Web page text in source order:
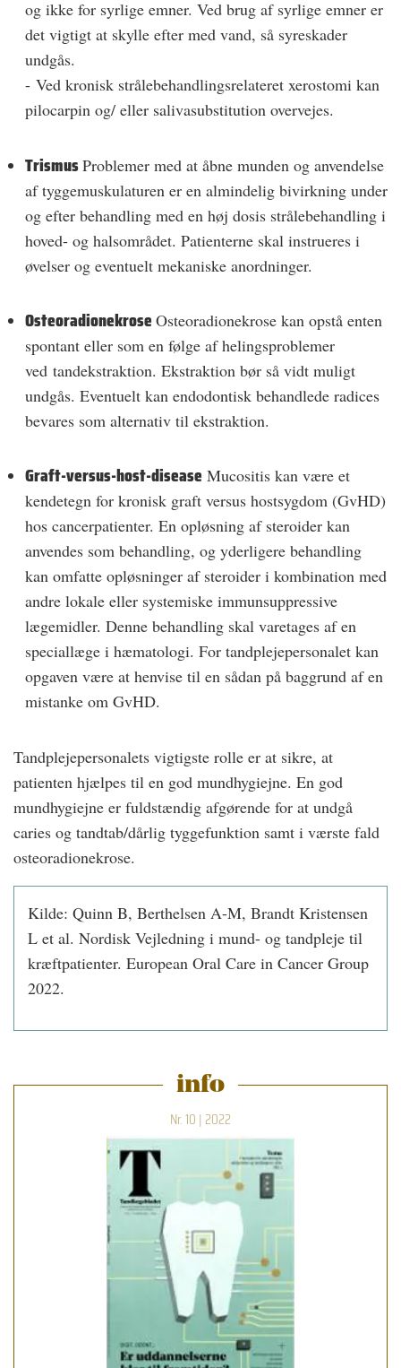
og ikke for syrlige emner. Ved brug af syrlige emner er
det vigtigt at skylle efter med vand, så syreskader
undgås.
- Ved kronisk strålebehandlingsrelateret xerostomi kan
pilocarpin og/ eller salivasubstitution overvejes.
TrismusProblemer med at åbne munden og anvendelse
af tyggemuskulaturen er en almindelig bivirkning under
og efter behandling med en høj dosis strålebehandling i
hoved­- og halsområdet. Patienterne skal instrueres i
øvelser og eventuelt mekaniske anordninger.
Osteoradionekrose Osteoradionekrose kan opstå enten
spontant eller som en følge af helingsproblemer
ved tandekstraktion. Ekstraktion bør så vidt muligt
undgås. Eventuelt kan endodontisk behandlede radices
bevares som alternativ til ekstraktion.
Graft-versus-host-disease Mucositis kan være et
kendetegn for kronisk graft versus host­sygdom (GvHD)
hos cancerpatienter. En opløsning af steroider kan
anvendes som behandling, og yderligere behandling
kan omfatte opløsninger af steroider i kombination med
andre lokale eller systemiske immunsuppressive
lægemidler. Denne behandling skal varetages af en
speciallæge i hæmatologi. For tandplejepersonalet kan
opgaven være at henvise til en sådan på baggrund af en
mistanke om GvHD.
Tandplejepersonalets vigtigste rolle er at sikre, at
patienten hjælpes til en god mundhygiejne. En god
mundhygiejne er fuldstændig afgørende for at undgå
caries og tandtab/dårlig tyggefunktion samt i værste fald
osteoradionekrose.
Kilde: Quinn B, Berthelsen A-M, Brandt Kristensen
L et al. Nordisk Vejledning i mund- og tandpleje til
kræftpatienter. European Oral Care in Cancer Group
2022.
info
Nr. 10 | 2022